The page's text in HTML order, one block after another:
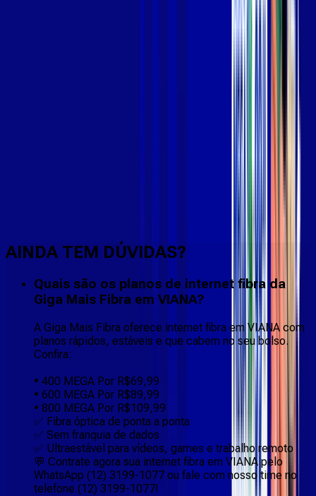
AINDA TEM DÚVIDAS?
Quais são os planos de internet fibra da
Giga Mais Fibra em VIANA?
A Giga Mais Fibra oferece internet fibra em VIANA com
planos rápidos, estáveis e que cabem no seu bolso.
Confira:
• 400 MEGA Por R$69,99
• 600 MEGA Por R$89,99
• 800 MEGA Por R$109,99
✅ Fibra óptica de ponta a ponta
✅ Sem franquia de dados
✅ Ultraestável para vídeos, games e trabalho remoto
💬 Contrate agora sua internet fibra em VIANA pelo
WhatsApp (12) 3199-1077 ou fale com nosso time no
telefone (12) 3199-1077!